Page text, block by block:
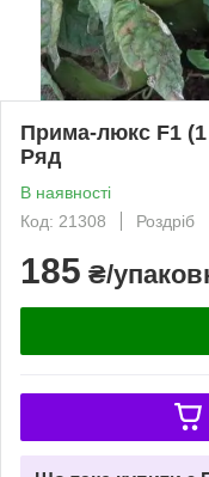
Прима-люкс F1 (1
Ряд
В наявності
Код: 21308
Роздріб
185 ₴/